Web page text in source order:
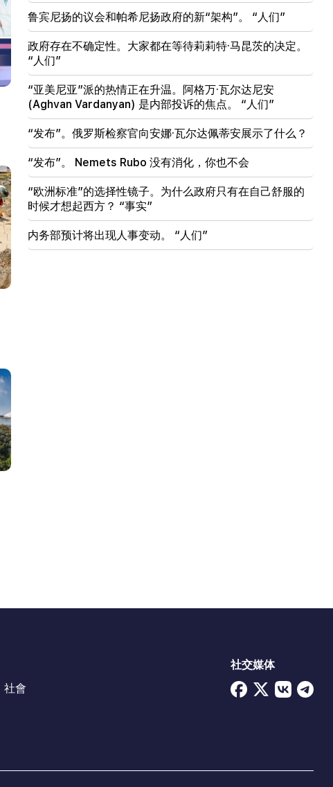
18:35
俄罗斯准备继续对亚美尼亚铁路进行特许经营。奥弗
丘克
鲁宾尼扬的议会和帕希尼扬政府的新“架构”。 “人们”
政府存在不确定性。大家都在等待莉莉特·马昆茨的决定。
“人们”
“亚美尼亚”派的热情正在升温。阿格万·瓦尔达尼安
(Aghvan Vardanyan) 是内部投诉的焦点。 “人们”
“发布”。俄罗斯检察官向安娜·瓦尔达佩蒂安展示了什么？
“发布”。 Nemets Rubo 没有消化，你也不会
“欧洲标准”的选择性镜子。为什么政府只有在自己舒服的
时候才想起西方？ “事实”
内务部预计将出现人事变动。 “人们”
社會
社交媒体